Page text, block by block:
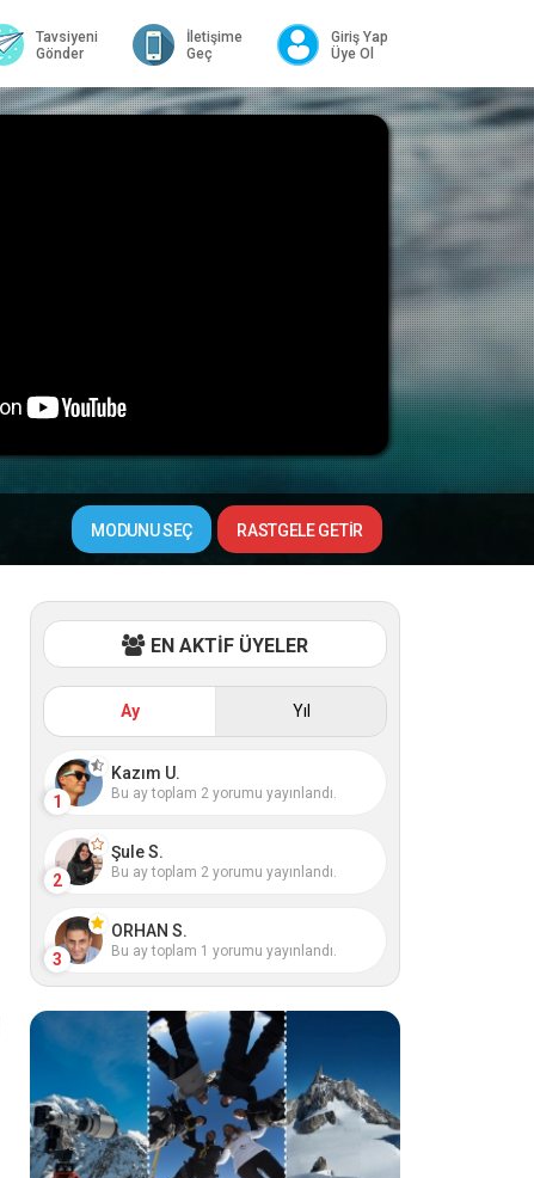
Tavsiyeni
Gönder
İletişime
Geç
Giriş Yap
Üye Ol
MODUNU SEÇ
EN AKTİF ÜYELER
Ay Yıl
1
Kazım U.
Bu ay toplam 2 yorumu yayınlandı.
2
Şule S.
Bu ay toplam 2 yorumu yayınlandı.
3
ORHAN S.
Bu ay toplam 1 yorumu yayınlandı.